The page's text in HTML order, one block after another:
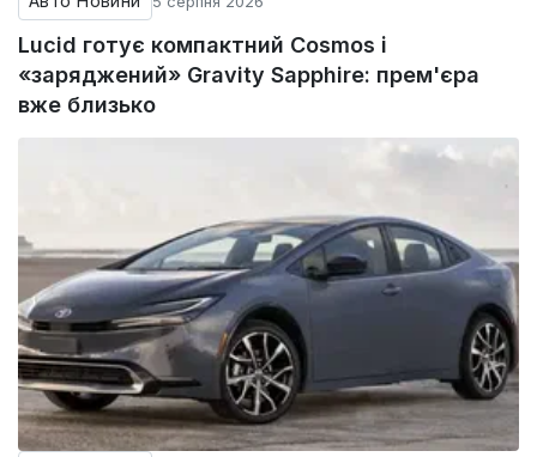
Lucid готує компактний Cosmos і
«заряджений» Gravity Sapphire: прем'єра
вже близько